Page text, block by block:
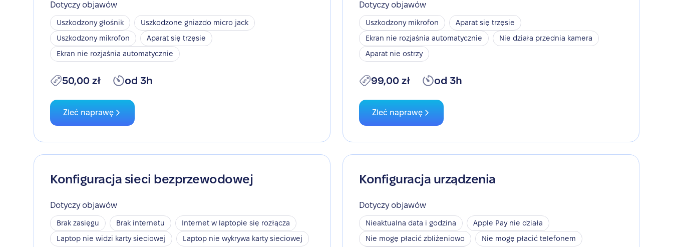
Dotyczy objawów
Uszkodzony głośnik
Uszkodzone gniazdo micro jack
Uszkodzony mikrofon
Aparat się trzęsie
Ekran nie rozjaśnia automatycznie
50,00 zł od 3h
Zleć naprawę
Dotyczy objawów
Uszkodzony mikrofon
Aparat się trzęsie
Ekran nie rozjaśnia automatycznie
Nie działa przednia kamera
Aparat nie ostrzy
99,00 zł od 3h
Zleć naprawę
Konfiguracja sieci bezprzewodowej
Dotyczy objawów
Brak zasięgu Brak internetu
Internet w laptopie się rozłącza
Laptop nie widzi karty sieciowej
Laptop nie wykrywa karty sieciowej
Konfiguracja urządzenia
Dotyczy objawów
Nieaktualna data i godzina
Apple Pay nie działa
Nie mogę płacić zbliżeniowo
Nie mogę płacić telefonem